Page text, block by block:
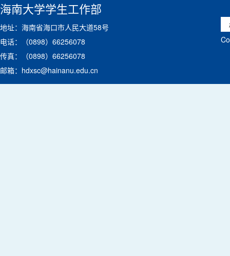
海南大学学生工作部
地址：海南省海口市人民大道58号
电话：（0898）66256078
传真：（0898）66256078
邮箱：hdxsc@hainanu.edu.cn